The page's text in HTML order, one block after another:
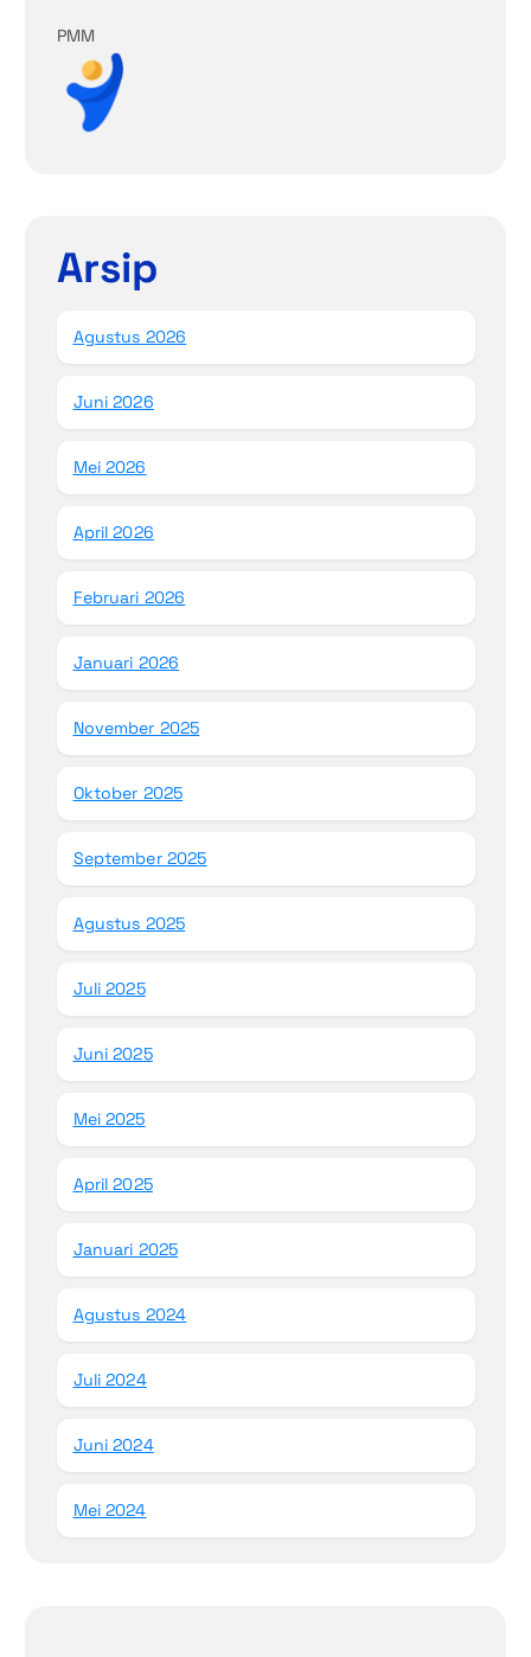
PMM
Arsip
Agustus 2026
Juni 2026
Mei 2026
April 2026
Februari 2026
Januari 2026
November 2025
Oktober 2025
September 2025
Agustus 2025
Juli 2025
Juni 2025
Mei 2025
April 2025
Januari 2025
Agustus 2024
Juli 2024
Juni 2024
Mei 2024